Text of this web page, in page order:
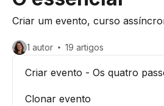
Criar um evento, curso
1 autor 19 artigos
Criar evento - Os quatro
Clonar evento